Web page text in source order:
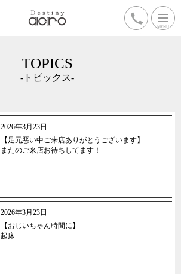
TOPICS
-トピックス-
2026年3月23日
【足元悪い中ご来店ありがとうございます】
またのご来店お待ちしてます！
2026年3月23日
【おじいちゃん時間に】
起床